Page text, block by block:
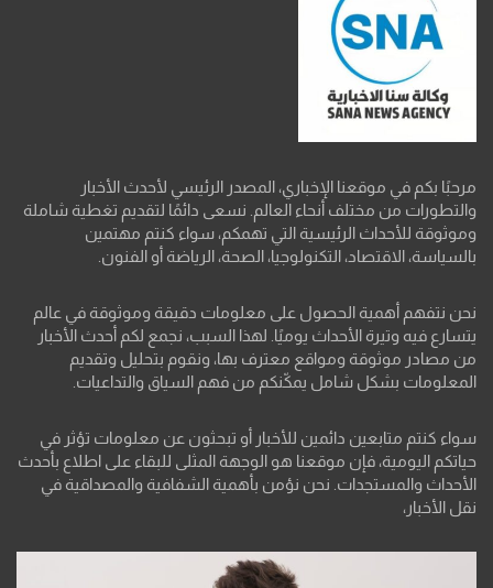
مرحبًا بكم في موقعنا الإخباري، المصدر الرئيسي لأحدث الأخبار
والتطورات من مختلف أنحاء العالم. نسعى دائمًا لتقديم تغطية شاملة
وموثوقة للأحداث الرئيسية التي تهمكم، سواء كنتم مهتمين
بالسياسة، الاقتصاد، التكنولوجيا، الصحة، الرياضة أو الفنون.
نحن نتفهم أهمية الحصول على معلومات دقيقة وموثوقة في عالم
يتسارع فيه وتيرة الأحداث يوميًا. لهذا السبب، نجمع لكم أحدث الأخبار
من مصادر موثوقة ومواقع معترف بها، ونقوم بتحليل وتقديم
المعلومات بشكل شامل يمكّنكم من فهم السياق والتداعيات.
سواء كنتم متابعين دائمين للأخبار أو تبحثون عن معلومات تؤثر في
حياتكم اليومية، فإن موقعنا هو الوجهة المثلى للبقاء على اطلاع بأحدث
الأحداث والمستجدات. نحن نؤمن بأهمية الشفافية والمصداقية في
نقل الأخبار،